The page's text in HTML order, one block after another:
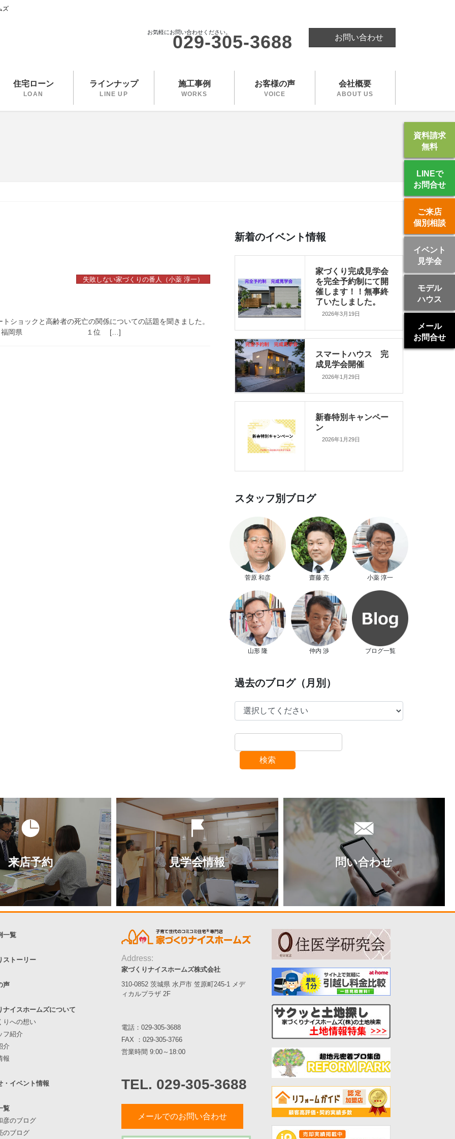
ズ
お気軽にお問い合わせください。
029-305-3688 お問い合わせ
住宅ローン
LOAN
ラインナップ
LINE UP
施工事例
WORKS
お客様の声
VOICE
会社概要
ABOUT US
失敗しない家づくりの番人（小薬 淳一）
ショックと高齢者の死亡の関係についての話題を聞きました。
１位 福岡県 １位 […]
新着のイベント情報
家づくり完成見学会
を完全予約制にて開
催します！！無事終
了いたしました。
2026年3月19日
スマートハウス 完
成見学会開催
2026年1月29日
新春特別キャンペー
ン
2026年1月29日
スタッフ別ブログ
菅原 和彦 齋藤 亮 小薬 淳一
山形 隆 仲内 渉 ブログ一覧
過去のブログ（月別）
検索
資料請求
無料
LINEで
お問合せ
ご来店
個別相談
イベント
見学会
モデル
ハウス
メール
お問合せ
来店予約 見学会情報 問い合わせ
一覧
ストーリー
声
ナイスホームズについて
りへの想い
フ紹介
介
報
・イベント情報
覧
彦のブログ
のブログ
Address:
家づくりナイスホームズ株式会社
310-0852 茨城県 水戸市 笠原町245-1 メデ
ィカルプラザ 2F
電話： 029-305-3688
FAX ：029-305-3766
営業時間 9:00～18:00
TEL. 029-305-3688
メールでのお問い合わせ